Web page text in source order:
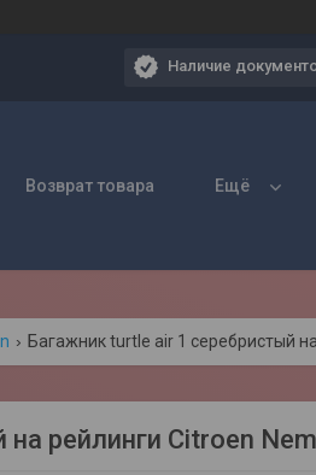
Наличие
Возврат товара Ещё
Багажник turtle air 1 серебристый
рейлинги Citroen